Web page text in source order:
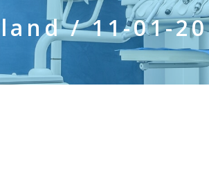
/ 11-01-